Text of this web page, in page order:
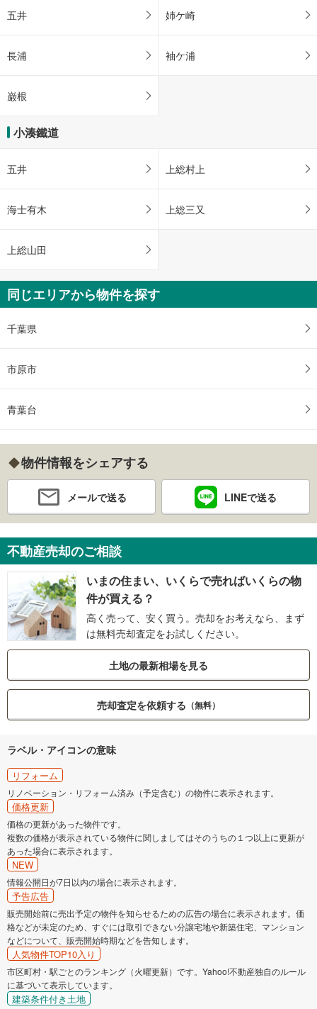
五井 姉ケ崎
長浦 袖ケ浦
巌根
小湊鐵道
五井 上総村上
海士有木 上総三又
上総山田
同じエリアから物件を探す
千葉県
市原市
青葉台
物件情報をシェアする
メールで送る LINEで送る
不動産売却のご相談
いまの住まい、いくらで売ればいくらの物
件が買える？
高く売って、安く買う。売却をお考えなら、まず
は無料売却査定をお試しください。
土地の最新相場を見る
売却査定を依頼する （無料）
ラベル・アイコンの意味
リフォーム
リノベーション・リフォーム済み（予定含む）の物件に表示されます。
価格更新
価格の更新があった物件です。
複数の価格が表示されている物件に関しましてはそのうちの１つ以上に更新が
あった場合に表示されます。
NEW
情報公開日が7日以内の場合に表示されます。
予告広告
販売開始前に売出予定の物件を知らせるための広告の場合に表示されます。価
格などが未定のため、すぐには取引できない分譲宅地や新築住宅、マンション
などについて、販売開始時期などを告知します。
人気物件TOP10入り
市区町村・駅ごとのランキング（火曜更新）です。Yahoo!不動産独自のルール
に基づいて表示しています。
建築条件付き土地